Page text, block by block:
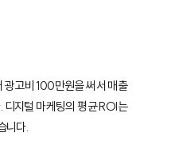
광고비 100만원을 써서 매출
지털 마케팅의 평균 ROI는
니다.